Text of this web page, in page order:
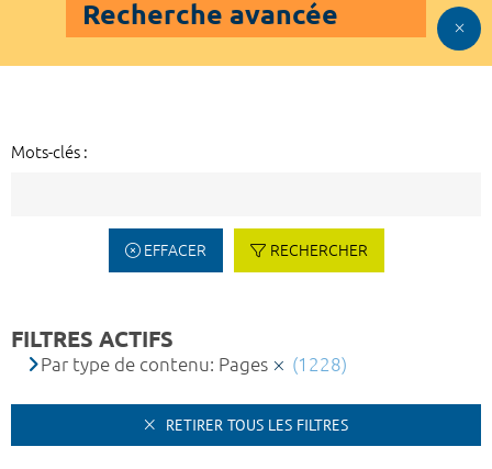
Recherche avancée
Mots-clés :
EFFACER RECHERCHER
FILTRES ACTIFS
Par type de contenu: Pages (1228)
RETIRER TOUS LES FILTRES